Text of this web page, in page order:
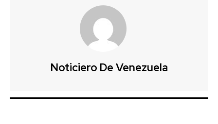
Noticiero De Venezuela